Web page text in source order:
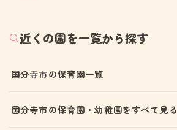
近くの園を一覧から探す
国分寺市の保育園一覧
国分寺市の保育園・幼稚園をすべて見る